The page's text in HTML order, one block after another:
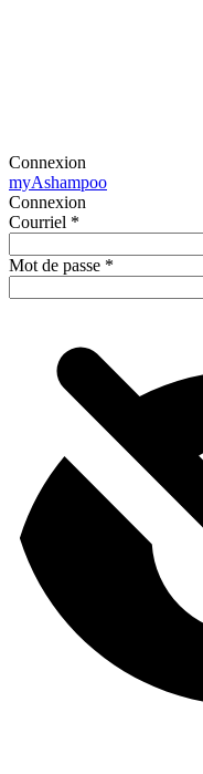
Connexion
myAshampoo
Connexion
Courriel *
Mot de passe *